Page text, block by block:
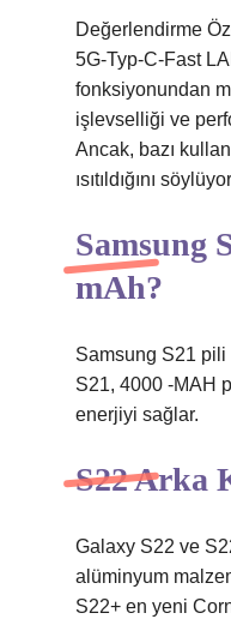
Değerlendirme
5G-Typ-C-Fast
fonksiyonundan
işlevselliği ve
Ancak, bazı
ısıtıldığını
Samsung
mAh?
Samsung S21
S21, 4000 -MAH
enerjiyi sağlar.
S22 Arka
Galaxy S22 ve
alüminyum
S22+ en yeni